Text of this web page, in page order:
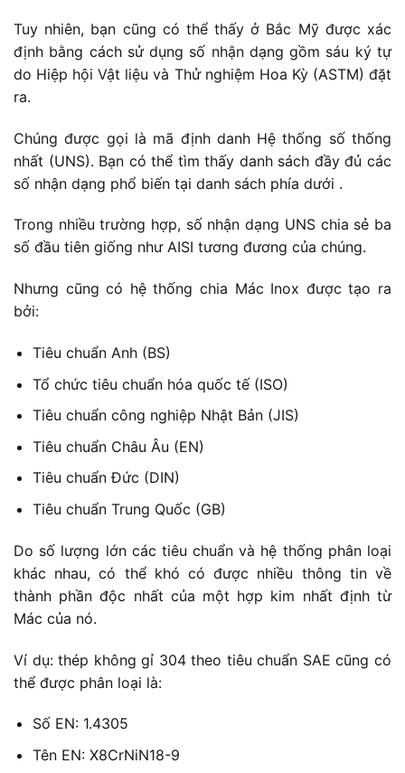
Tuy nhiên, bạn cũng có thể thấy ở Bắc Mỹ được xác
định bằng cách sử dụng số nhận dạng gồm sáu ký tự
do Hiệp hội Vật liệu và Thử nghiệm Hoa Kỳ (ASTM) đặt
ra.
Chúng được gọi là mã định danh Hệ thống số thống
nhất (UNS). Bạn có thể tìm thấy danh sách đầy đủ các
số nhận dạng phổ biến tại danh sách phía dưới .
Trong nhiều trường hợp, số nhận dạng UNS chia sẻ ba
số đầu tiên giống như AISI tương đương của chúng.
Nhưng cũng có hệ thống chia Mác Inox được tạo ra
bởi:
Tiêu chuẩn Anh (BS)
Tổ chức tiêu chuẩn hóa quốc tế (ISO)
Tiêu chuẩn công nghiệp Nhật Bản (JIS)
Tiêu chuẩn Châu Âu (EN)
Tiêu chuẩn Đức (DIN)
Tiêu chuẩn Trung Quốc (GB)
Do số lượng lớn các tiêu chuẩn và hệ thống phân loại
khác nhau, có thể khó có được nhiều thông tin về
thành phần độc nhất của một hợp kim nhất định từ
Mác của nó.
Ví dụ: thép không gỉ 304 theo tiêu chuẩn SAE cũng có
thể được phân loại là:
Số EN: 1.4305
Tên EN: X8CrNiN18-9